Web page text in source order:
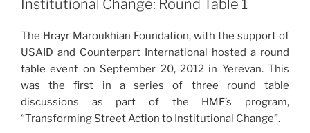
Institutional Change: Round Table 1
The Hrayr Maroukhian Foundation, with the support of
USAID and Counterpart International hosted a round
table event on September 20, 2012 in Yerevan. This
was the first in a series of three round table
discussions as part of the HMF’s program,
“Transforming Street Action to Institutional Change”.